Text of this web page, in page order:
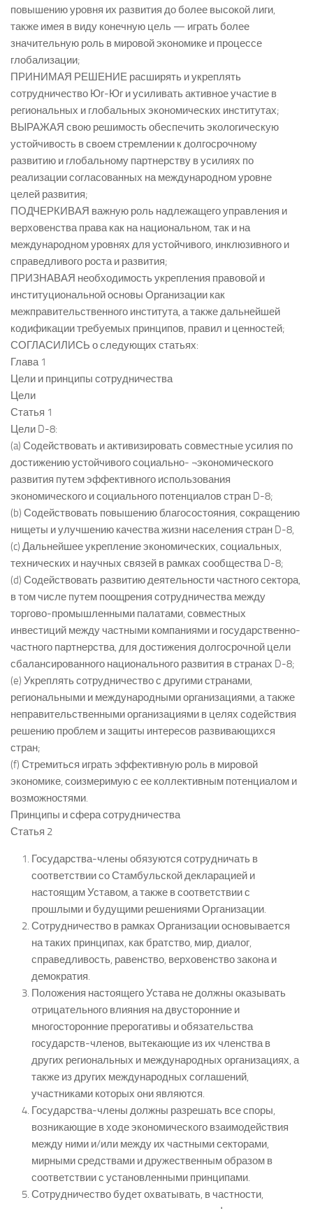
повышению уровня их развития до более высокой лиги,
также имея в виду конечную цель — играть более
значительную роль в мировой экономике и процессе
глобализации;
ПРИНИМАЯ РЕШЕНИЕ расширять и укреплять
сотрудничество Юг-Юг и усиливать активное участие в
региональных и глобальных экономических институтах;
ВЫРАЖАЯ свою решимость обеспечить экологическую
устойчивость в своем стремлении к долгосрочному
развитию и глобальному партнерству в усилиях по
реализации согласованных на международном уровне
целей развития;
ПОДЧЕРКИВАЯ важную роль надлежащего управления и
верховенства права как на национальном, так и на
международном уровнях для устойчивого, инклюзивного и
справедливого роста и развития;
ПРИЗНАВАЯ необходимость укрепления правовой и
институциональной основы Организации как
межправительственного института, а также дальнейшей
кодификации требуемых принципов, правил и ценностей;
СОГЛАСИЛИСЬ о следующих статьях:
Глава 1
Цели и принципы сотрудничества
Цели
Статья 1
Цели D-8:
(a) Содействовать и активизировать совместные усилия по
достижению устойчивого социально- ¬экономического
развития путем эффективного использования
экономического и социального потенциалов стран D-8;
(b) Содействовать повышению благосостояния, сокращению
нищеты и улучшению качества жизни населения стран D-8,
(c) Дальнейшее укрепление экономических, социальных,
технических и научных связей в рамках сообщества D-8;
(d) Содействовать развитию деятельности частного сектора,
в том числе путем поощрения сотрудничества между
торгово-промышленными палатами, совместных
инвестиций между частными компаниями и государственно-
частного партнерства, для достижения долгосрочной цели
сбалансированного национального развития в странах D-8;
(e) Укреплять сотрудничество с другими странами,
региональными и международными организациями, а также
неправительственными организациями в целях содействия
решению проблем и защиты интересов развивающихся
стран;
(f) Стремиться играть эффективную роль в мировой
экономике, соизмеримую с ее коллективным потенциалом и
возможностями.
Принципы и сфера сотрудничества
Статья 2
Государства-члены обязуются сотрудничать в
соответствии со Стамбульской декларацией и
настоящим Уставом, а также в соответствии с
прошлыми и будущими решениями Организации.
Сотрудничество в рамках Организации основывается
на таких принципах, как братство, мир, диалог,
справедливость, равенство, верховенство закона и
демократия.
Положения настоящего Устава не должны оказывать
отрицательного влияния на двусторонние и
многосторонние прерогативы и обязательства
государств-членов, вытекающие из их членства в
других региональных и международных организациях, а
также из других международных соглашений,
участниками которых они являются.
Государства-члены должны разрешать все споры,
возникающие в ходе экономического взаимодействия
между ними и/или между их частными секторами,
мирными средствами и дружественным образом в
соответствии с установленными принципами.
Сотрудничество будет охватывать, в частности,